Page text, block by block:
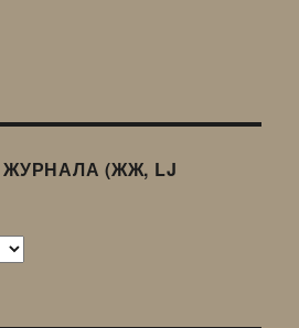
(ЖЖ, LJ